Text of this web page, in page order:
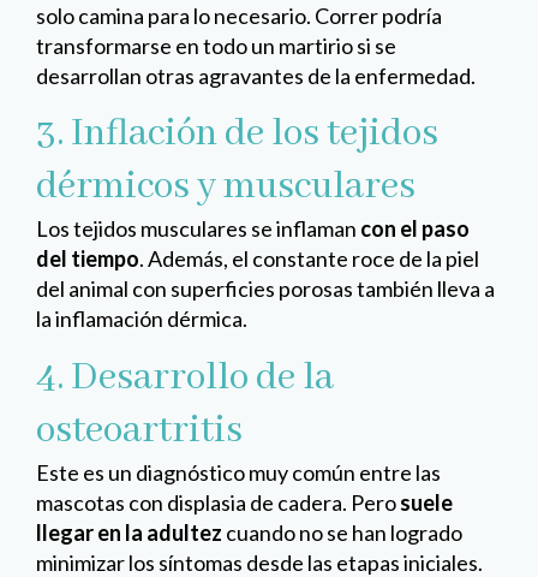
solo camina para lo necesario. Correr podría
transformarse en todo un martirio si se
desarrollan otras agravantes de la enfermedad.
3. Inflación de los tejidos
dérmicos y musculares
Los tejidos musculares se inflaman con el paso
del tiempo. Además, el constante roce de la piel
del animal con superficies porosas también lleva a
la inflamación dérmica.
4. Desarrollo de la
osteoartritis
Este es un diagnóstico muy común entre las
mascotas con displasia de cadera. Perosuele
llegar en la adultez cuando no se han logrado
minimizar los síntomas desde las etapas iniciales.